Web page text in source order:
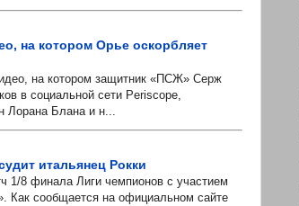
на котором Орье оскорбляет
на котором защитник «ПСЖ» Серж
в социальной сети Periscope,
Лорана Блана и н...
итальянец Рокки
8 финала Лиги чемпионов с участием
Как сообщается на официальном сайте